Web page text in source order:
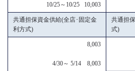
10/25～10/25 10,003
共通担保資金供給(全店･固定金
利方式)
共通担
式)
8,003
4/30～ 5/14 8,003